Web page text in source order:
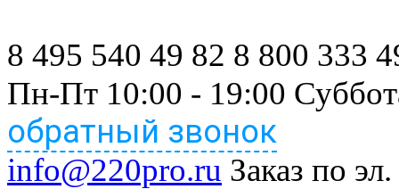
8 495 540 49 82 8 800 333
Пн-Пт 10:00 - 19:00
обратный звонок
info@220pro.ru Заказ по